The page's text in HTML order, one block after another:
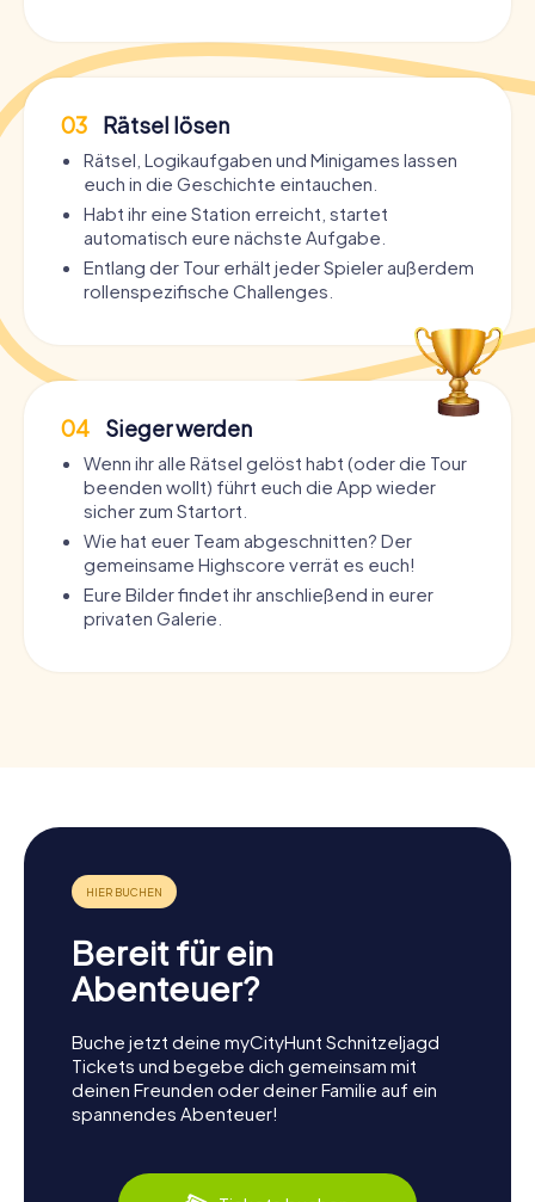
03 Rätsel lösen
Rätsel, Logikaufgaben und Minigames lassen
euch in die Geschichte eintauchen.
Habt ihr eine Station erreicht, startet
automatisch eure nächste Aufgabe.
Entlang der Tour erhält jeder Spieler außerdem
rollenspezifische Challenges.
04 Sieger werden
Wenn ihr alle Rätsel gelöst habt (oder die Tour
beenden wollt) führt euch die App wieder
sicher zum Startort.
Wie hat euer Team abgeschnitten? Der
gemeinsame Highscore verrät es euch!
Eure Bilder findet ihr anschließend in eurer
privaten Galerie.
Bereit für ein
Abenteuer?
Buche jetzt deine myCityHunt Schnitzeljagd
Tickets und begebe dich gemeinsam mit
deinen Freunden oder deiner Familie auf ein
spannendes Abenteuer!